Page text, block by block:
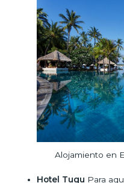
Alojamiento en
Hotel Tugu Para